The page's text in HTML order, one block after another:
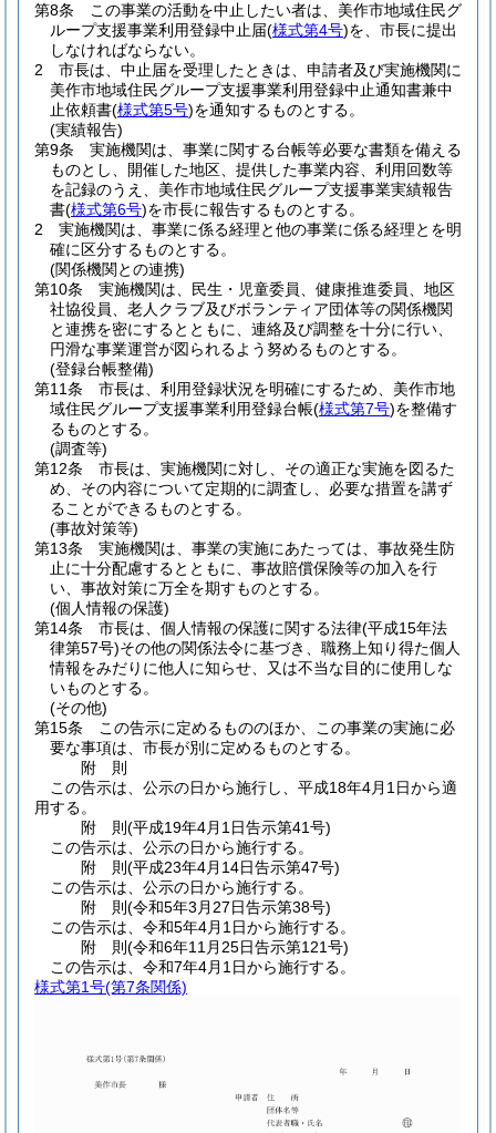
第8条
この事業の活動を中止したい者は、美作市地域住民グ
ループ支援事業利用登録中止届(様式第4号)を、市長に提出
しなければならない。
2
市長は、中止届を受理したときは、申請者及び実施機関に
美作市地域住民グループ支援事業利用登録中止通知書兼中
止依頼書(様式第5号)を通知するものとする。
(実績報告)
第9条
実施機関は、事業に関する台帳等必要な書類を備える
ものとし、開催した地区、提供した事業内容、利用回数等
を記録のうえ、美作市地域住民グループ支援事業実績報告
書(様式第6号)を市長に報告するものとする。
2
実施機関は、事業に係る経理と他の事業に係る経理とを明
確に区分するものとする。
(関係機関との連携)
第10条
実施機関は、民生・児童委員、健康推進委員、地区
社協役員、老人クラブ及びボランティア団体等の関係機関
と連携を密にするとともに、連絡及び調整を十分に行い、
円滑な事業運営が図られるよう努めるものとする。
(登録台帳整備)
第11条
市長は、利用登録状況を明確にするため、美作市地
域住民グループ支援事業利用登録台帳(様式第7号)を整備す
るものとする。
(調査等)
第12条
市長は、実施機関に対し、その適正な実施を図るた
め、その内容について定期的に調査し、必要な措置を講ず
ることができるものとする。
(事故対策等)
第13条
実施機関は、事業の実施にあたっては、事故発生防
止に十分配慮するとともに、事故賠償保険等の加入を行
い、事故対策に万全を期すものとする。
(個人情報の保護)
第14条
市長は、個人情報の保護に関する法律(平成15年法
律第57号)その他の関係法令に基づき、職務上知り得た個人
情報をみだりに他人に知らせ、又は不当な目的に使用しな
いものとする。
(その他)
第15条
この告示に定めるもののほか、この事業の実施に必
要な事項は、市長が別に定めるものとする。
附 則
この告示は、公示の日から施行し、平成18年4月1日から適
用する。
附 則(平成19年4月1日告示第41号)
この告示は、公示の日から施行する。
附 則(平成23年4月14日告示第47号)
この告示は、公示の日から施行する。
附 則(令和5年3月27日告示第38号)
この告示は、令和5年4月1日から施行する。
附 則(令和6年11月25日告示第121号)
この告示は、令和7年4月1日から施行する。
様式第1号(第7条関係)